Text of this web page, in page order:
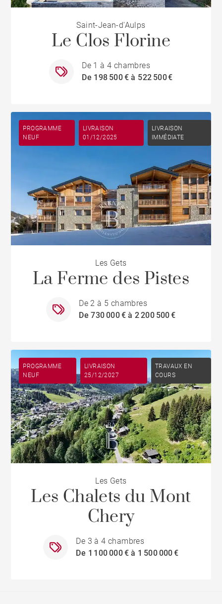
Saint-Jean-d'Aulps
Le Clos Florine
De 1 à 4 chambres
De 198 500 € à 522 500 €
PROGRAMME
NEUF
LIVRAISON
01/12/2025
LIVRAISON
IMMÉDIATE
Les Gets
La Ferme des Pistes
De 2 à 5 chambres
De 730 000 € à 2 200 500 €
PROGRAMME
NEUF
LIVRAISON
25/12/2027
TRAVAUX EN
COURS
Les Gets
Les Chalets du Mont
Chery
De 3 à 4 chambres
De 1 100 000 € à 1 500 000 €